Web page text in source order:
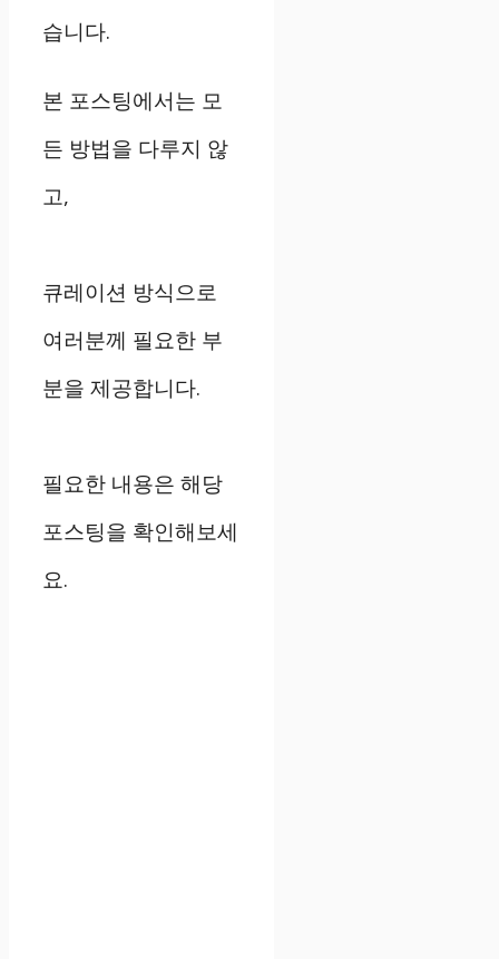
습니다.
본 포스팅에서는 모
든 방법을 다루지 않
고,
큐레이션 방식으로
여러분께 필요한 부
분을 제공합니다.
필요한 내용은 해당
포스팅을 확인해보세
요.